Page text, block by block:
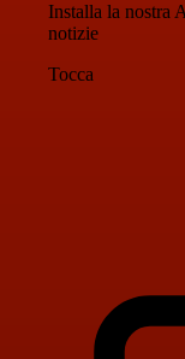
Installa la nostra
notizie
Tocca